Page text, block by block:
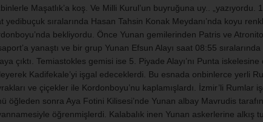
Maşatlık’a koş. Ve Milli Kurul’un buyruğuna uy.. „yazıyordu.
yedibuçuk sıralarında Hasan Tahsin Konak Meydanı’nda koyu
bekliyordu. Önce Yunan gemilerinden Patris ve
yanaştı ve bir grup Yunan Efsun Alayı saat 08:55
çıktı. Temiastokles gemisi ise 5. Piyade Alayı’nı Punta iskelesine
Kadifekale’yi işgal edeceklerdi. Bu esnada onbinlerce yerli
ve çiçekler ile Kordonboyu’nu kaplamışlardı. İzmir’li Rumlar
öğleden sonra Aya Fotini Kilisesi’nde Yunan albay Mavrudis
öğrenmişlerdi. Kalabalık inen Yunan askerlerine alkış